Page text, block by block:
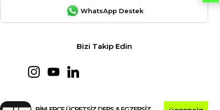
WhatsApp Destek
Bizi Takip Edin